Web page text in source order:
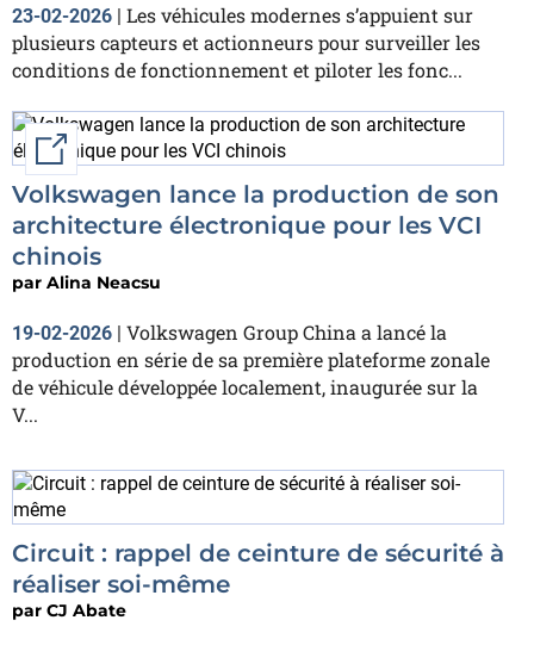
23-02-2026 | Les véhicules modernes s’appuient sur
plusieurs capteurs et actionneurs pour surveiller les
conditions de fonctionnement et piloter les fonc...
External link
Volkswagen lance la production de son
architecture électronique pour les VCI
chinois
par Alina Neacsu
19-02-2026 | Volkswagen Group China a lancé la
production en série de sa première plateforme zonale
de véhicule développée localement, inaugurée sur la
V...
Circuit : rappel de ceinture de sécurité à
réaliser soi-même
par CJ Abate